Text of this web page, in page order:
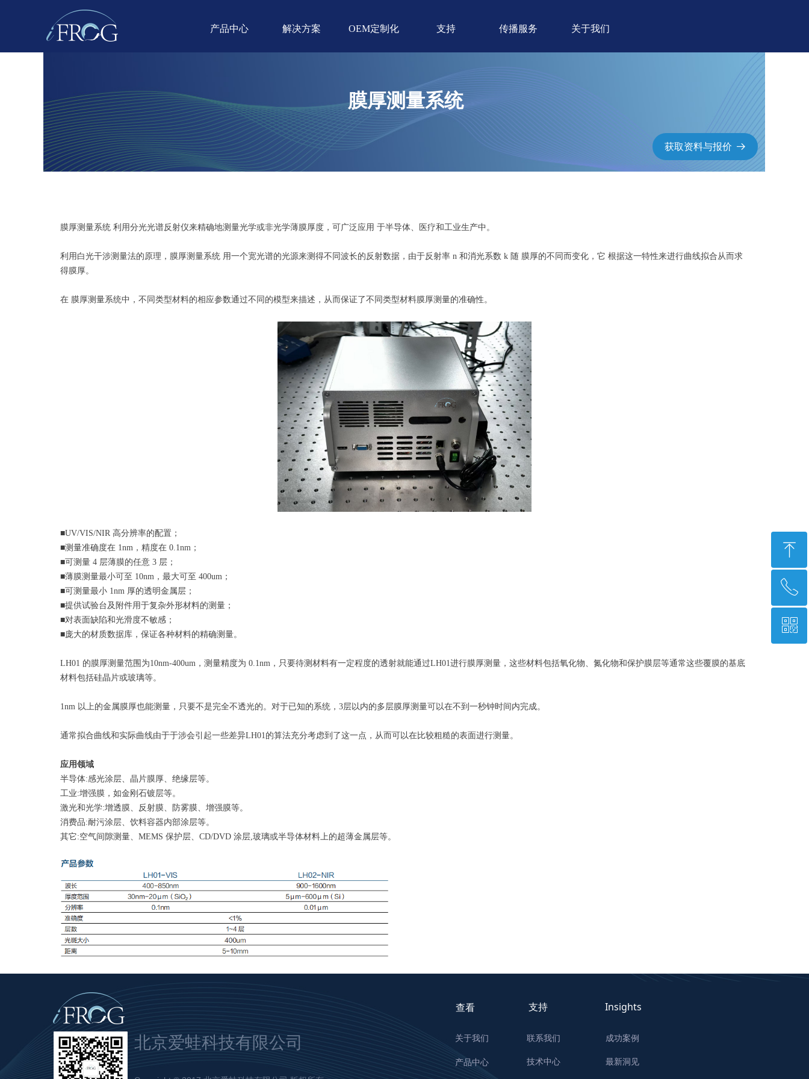
产品中心 解决方案 OEM定制化 支持 传播服务 关于我们
膜厚测量系统 利用分光光谱反射仪来精确地测量光学或非光学薄膜厚度，可广泛应用 于半导体、医疗和工业生产中。
利用白光干涉测量法的原理，膜厚测量系统 用一个宽光谱的光源来测得不同波长的反射数据，由于反射率 n 和消光系数 k 随 膜厚的不同而变化，它 根据这一特性来进行曲线拟合从而求
得膜厚。
在 膜厚测量系统中，不同类型材料的相应参数通过不同的模型来描述，从而保证了不同类型材料膜厚测量的准确性。
■UV/VIS/NIR 高分辨率的配置；
■测量准确度在 1nm，精度在 0.1nm；
■可测量 4 层薄膜的任意 3 层；
■薄膜测量最小可至 10nm，最大可至 400um；
■可测量最小 1nm 厚的透明金属层；
■提供试验台及附件用于复杂外形材料的测量；
■对表面缺陷和光滑度不敏感；
■庞大的材质数据库，保证各种材料的精确测量。
LH01 的膜厚测量范围为10nm-400um，测量精度为 0.1nm，只要待测材料有一定程度的透射就能通过LH01进行膜厚测量，这些材料包括氧化物、氮化物和保护膜层等通常这些覆膜的基底
材料包括硅晶片或玻璃等。
1nm 以上的金属膜厚也能测量，只要不是完全不透光的。对于已知的系统，3层以内的多层膜厚测量可以在不到一秒钟时间内完成。
通常拟合曲线和实际曲线由于于涉会引起一些差异LH01的算法充分考虑到了这一点，从而可以在比较粗糙的表面进行测量。
应用领域
半导体:感光涂层、晶片膜厚、绝缘层等。
工业:增强膜，如金刚石镀层等。
激光和光学:增透膜、反射膜、防雾膜、增强膜等。
消费品:耐污涂层、饮料容器内部涂层等。
其它:空气间隙测量、MEMS 保护层、CD/DVD 涂层,玻璃或半导体材料上的超薄金属层等。
膜厚测量系统
获取资料与报价 뀠
北京爱蛙科技有限公司
查看
关于我们
产品中心
支持
联系我们
技术中心
Insights
成功案例
最新洞见
ꁸ
回到顶部
ꂅ
400 102 1226
ꀥ